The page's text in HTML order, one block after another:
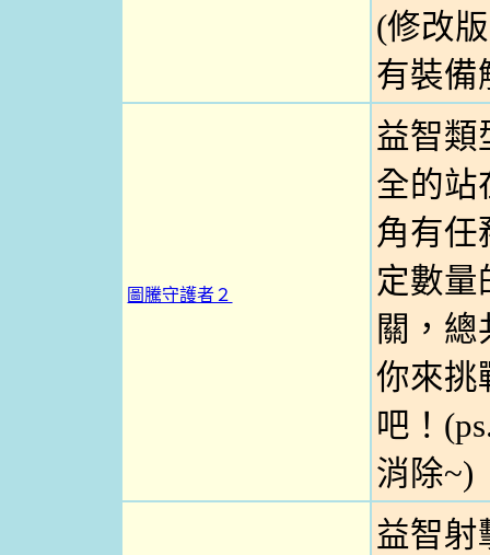
(修改
有裝備
圖騰守護者２
益智類
全的站
角有任
定數量
關，
你來挑
吧！
消除~)
益智射